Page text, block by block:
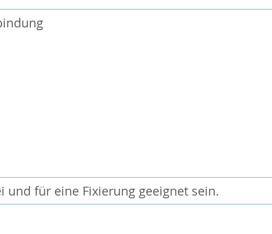
und für eine Fixierung geeignet sein.